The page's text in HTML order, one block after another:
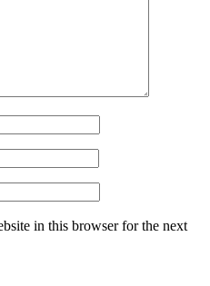
in this browser for the next